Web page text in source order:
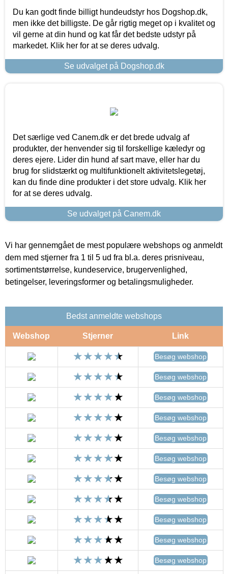
Du kan godt finde billigt hundeudstyr hos Dogshop.dk,
men ikke det billigste. De går rigtig meget op i kvalitet og
vil gerne at din hund og kat får det bedste udstyr på
markedet. Klik her for at se deres udvalg.
Se udvalget på Dogshop.dk
Det særlige ved Canem.dk er det brede udvalg af
produkter, der henvender sig til forskellige kæledyr og
deres ejere. Lider din hund af sart mave, eller har du
brug for slidstærkt og multifunktionelt aktivitetslegetøj,
kan du finde dine produkter i det store udvalg. Klik her
for at se deres udvalg.
Se udvalget på Canem.dk
Vi har gennemgået de mest populære webshops og anmeldt
dem med stjerner fra 1 til 5 ud fra bl.a. deres prisniveau,
sortimentstørrelse, kundeservice, brugervenlighed,
betingelser, leveringsformer og betalingsmuligheder.
Bedst anmeldte webshops
Webshop Stjerner Link
Besøg webshop
Besøg webshop
Besøg webshop
Besøg webshop
Besøg webshop
Besøg webshop
Besøg webshop
Besøg webshop
Besøg webshop
Besøg webshop
Besøg webshop